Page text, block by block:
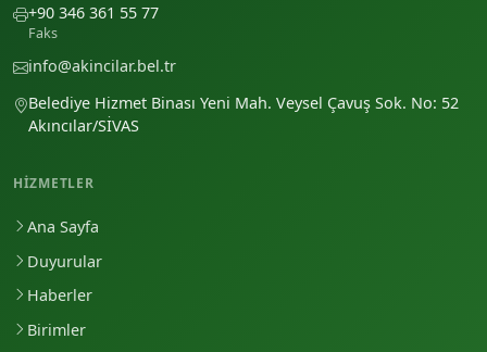
+90 346 361 55 77
Faks
info@akincilar.bel.tr
Belediye Hizmet Binası Yeni Mah. Veysel Çavuş Sok. No: 52
Akıncılar/SİVAS
HIZMETLER
Ana Sayfa
Duyurular
Haberler
Birimler